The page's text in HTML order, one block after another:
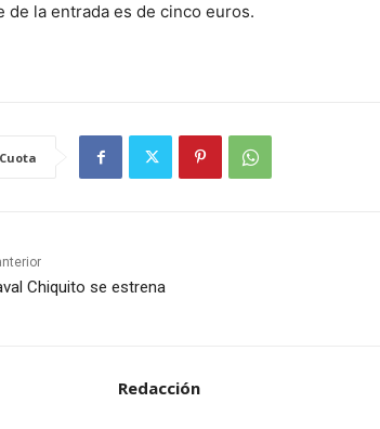
de la entrada es de cinco euros.
Cuota
Chiquito se estrena
Redacción